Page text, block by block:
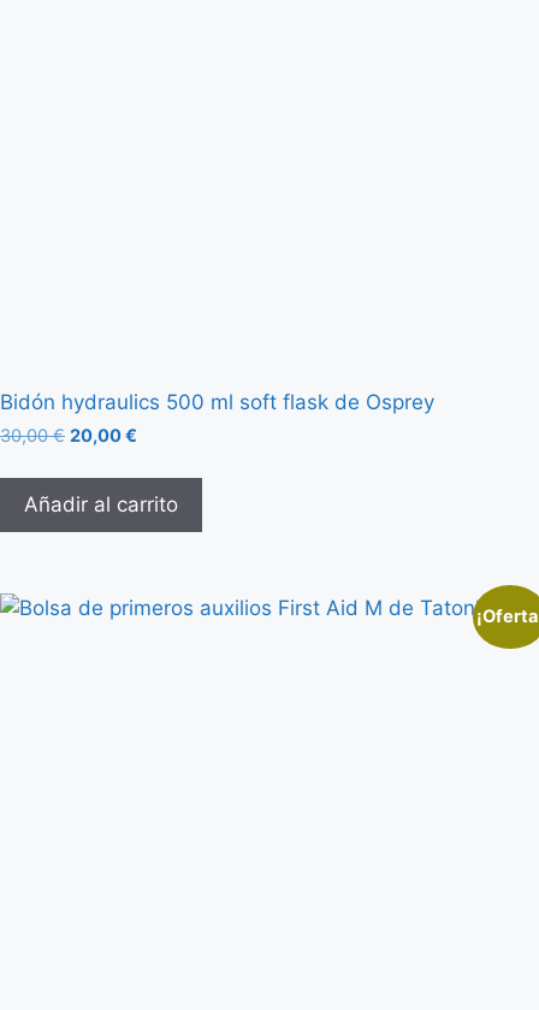
Bidón hydraulics 500 ml soft flask de Osprey
30,00€ 20,00€
Añadir al carrito